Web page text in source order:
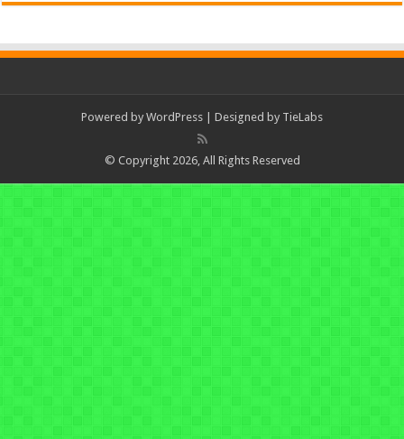
Powered by WordPress | Designed by TieLabs
© Copyright 2026, All Rights Reserved